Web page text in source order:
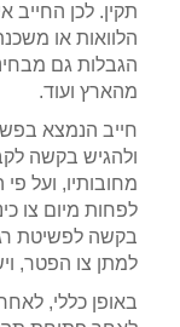
תקין. לכן החייב
הלוואות או
הגבלות גם
מהארץ ועוד.
חייב הנמצא
ולהגיש בקשה
לפחות מיום צו
בקשה לפשיטת
למתן צו הפטר,